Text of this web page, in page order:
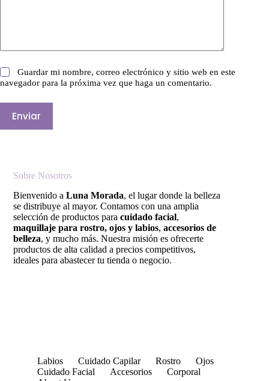
Guardar mi nombre, correo electrónico y sitio web en este
navegador para la próxima vez que haga un comentario.
Enviar
Sobre Nosotros
Bienvenido aLuna Morada, el lugar donde la belleza
se distribuye al mayor. Contamos con una amplia
selección de productos paracuidado facial,
maquillaje para rostro, ojos y labios,accesorios de
belleza, y mucho más. Nuestra misión es ofrecerte
productos de alta calidad a precios competitivos,
ideales para abastecer tu tienda o negocio.
Labios Cuidado Capilar Rostro
Ojos
Cuidado Facial
Accesorios
Corporal